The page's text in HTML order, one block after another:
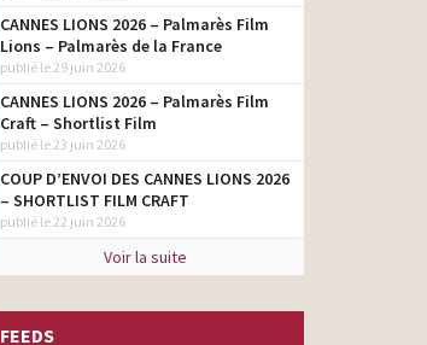
CANNES LIONS 2026 – Palmarès Film
Lions – Palmarès de la France
publié le 29 juin 2026
CANNES LIONS 2026 – Palmarès Film
Craft – Shortlist Film
publié le 23 juin 2026
COUP D’ENVOI DES CANNES LIONS 2026
– SHORTLIST FILM CRAFT
publié le 22 juin 2026
Voir la suite
FEEDS